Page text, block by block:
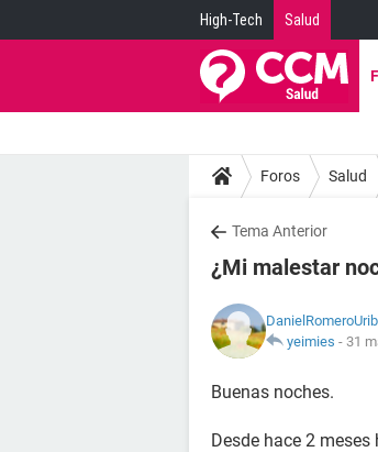
High-Tech Salud
Foros Salud
Tema Anterior
¿Mi malestar
yeimies - 31
Buenas noches.
Desde hace 2